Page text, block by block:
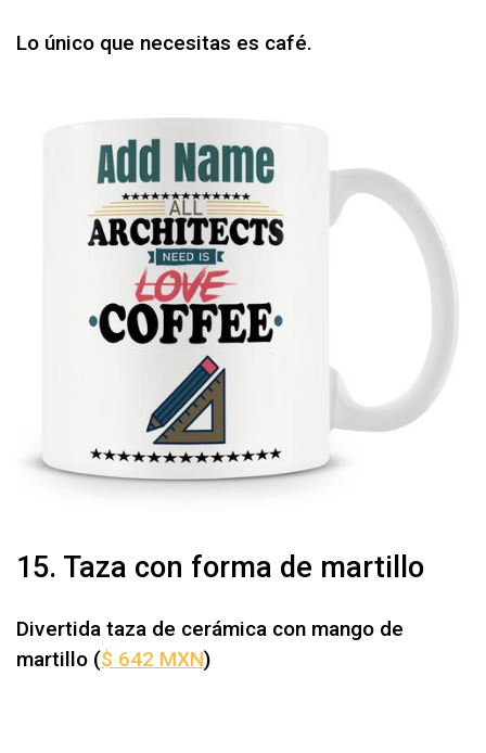
Lo único que necesitas es café.
15. Taza con forma de martillo
Divertida taza de cerámica con mango de
martillo ($ 642 MXN)